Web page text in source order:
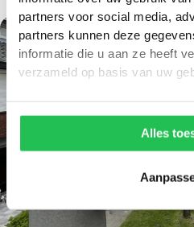
partners voor social media,
partners kunnen deze
informatie die u aan ze heeft
verzameld op basis van uw
Alles